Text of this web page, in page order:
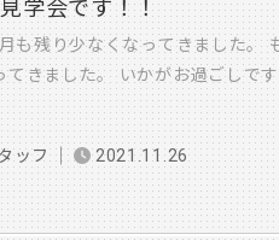
からは内装工事に入り、どんど
みでしかたありません。 先日
ルームツアーの撮影後 撮影した
いくて美しい猫ちゃんたちが・
総務の首藤さんのネコちゃんた
や待ち受けに！ デスクにスマ
ながらのブログ更新でした （左
この辺で 菅原でした
しください 清澤
学会です！！
も残り少なくなってきました。
てきました。 いかがお過ごしで
盛りだくさんです！！ 12/4（
を行います 平屋のお家になり
分市駄の原（グレイスタウン青
も完全予約制になります
を囲むL字の家大分市駄の原（
ッフ 2021.11.26